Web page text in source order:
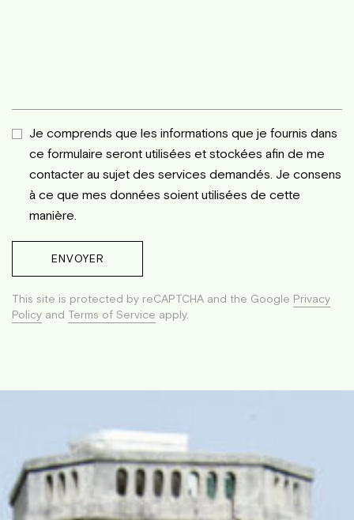
Je comprends que les informations que je fournis dans
ce formulaire seront utilisées et stockées afin de me
contacter au sujet des services demandés. Je consens
à ce que mes données soient utilisées de cette
manière.
ENVOYER
This site is protected by reCAPTCHA and the Google Privacy
Policy and Terms of Service apply.